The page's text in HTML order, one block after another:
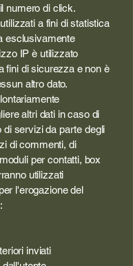
numero di click.
a fini di statistica
esclusivamente
IP è utilizzato
fini di sicurezza e non è
altro dato.
altri dati in caso di
di servizi da parte degli
di commenti, di
per contatti, box
utilizzati
l'erogazione del
inviati